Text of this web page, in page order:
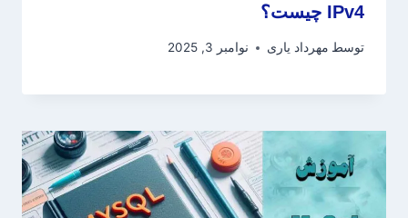
IPv4 چیست؟
توسط مهرداد یاری نوامبر 3, 2025